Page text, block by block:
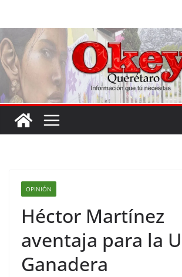
contenido
OPINIÓN
Héctor Martínez
aventaja para la
Ganadera